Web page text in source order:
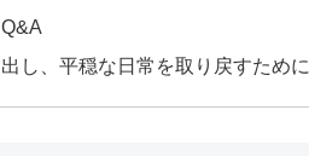
し、平穏な日常を取り戻すために